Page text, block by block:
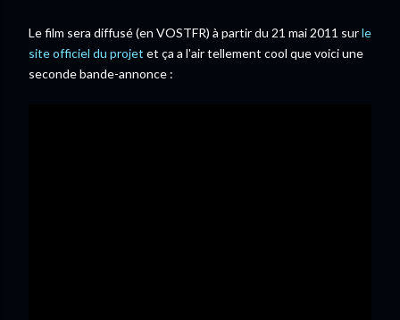
Le film sera diffusé (en VOSTFR) à partir du 21 mai 2011 surle
site officiel du projet et ça a l'air tellement cool que voici une
seconde bande-annonce :